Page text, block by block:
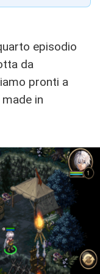
episodio
da
pronti a
in